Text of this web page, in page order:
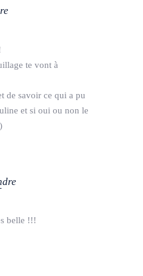
te vont à
de savoir ce qui a pu
et si oui ou non le
belle !!!